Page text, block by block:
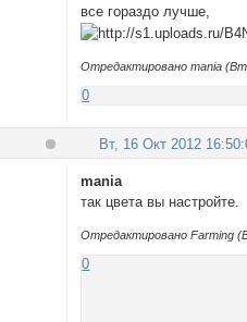
все гораздо лучше,
Отредактировано mania
0
Вт, 16 Окт 2012
mania
так цвета вы настройте.
Отредактировано Farming
0